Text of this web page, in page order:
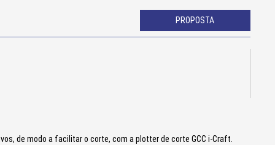
PROPOSTA
de modo a facilitar o corte, com a plotter de corte GCC i-Craft.